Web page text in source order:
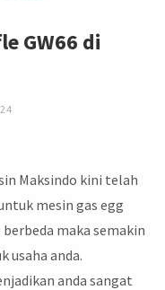
GW66 di
Maksindo kini telah
mesin gas egg
maka semakin
usaha anda.
anda sangat